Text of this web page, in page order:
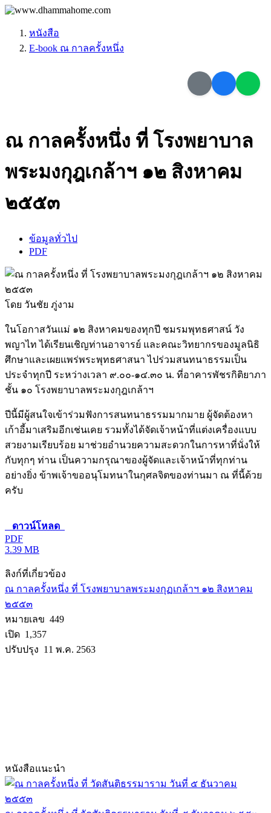
หนังสือ
E-book ณ กาลครั้งหนึ่ง
ณ กาลครั้งหนึ่ง ที่ โรงพยาบาล
พระมงกุฎเกล้าฯ ๑๒ สิงหาคม
๒๕๕๓
ข้อมูลทั่วไป
PDF
โดย วันชัย ภู่งาม
ในโอกาสวันแม่ ๑๒ สิงหาคมของทุกปี ชมรมพุทธศาสน์ วัง
พญาไท ได้เรียนเชิญท่านอาจารย์ และคณะวิทยากรของมูลนิธิ
ศึกษาและเผยแพร่พระพุทธศาสนา ไปร่วมสนทนาธรรมเป็น
ประจำทุกปี ระหว่างเวลา ๙.๐๐-๑๔.๓๐ น. ที่อาคารพัชรกิติยาภา
ชั้น ๑๐ โรงพยาบาลพระมงกุฎเกล้าฯ
ปีนี้มีผู้สนใจเข้าร่วมฟังการสนทนาธรรมมากมาย ผู้จัดต้องหา
เก้าอี้มาเสริมอีกเช่นเคย รวมทั้งได้จัดเจ้าหน้าที่แต่งเครื่องแบบ
สวยงามเรียบร้อย มาช่วยอำนวยความสะดวกในการหาที่นั่งให้
กับทุกๆ ท่าน เป็นความกรุณาของผู้จัดและเจ้าหน้าที่ทุกท่าน
อย่างยิ่ง ข้าพเจ้าขออนุโมทนาในกุศลจิตของท่านมา ณ ที่นี้ด้วย
ครับ
ดาวน์โหลด
PDF
3.39 MB
ลิงก์ที่เกี่ยวข้อง
ณ กาลครั้งหนึ่ง ที่ โรงพยาบาลพระมงกุฏเกล้าฯ ๑๒ สิงหาคม
๒๕๕๓
หมายเลข 449
เปิด 1,357
ปรับปรุง 11 พ.ค. 2563
หนังสือแนะนำ